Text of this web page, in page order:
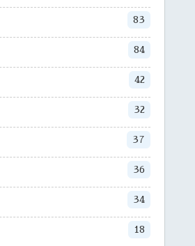
83
84
42
32
37
36
34
18